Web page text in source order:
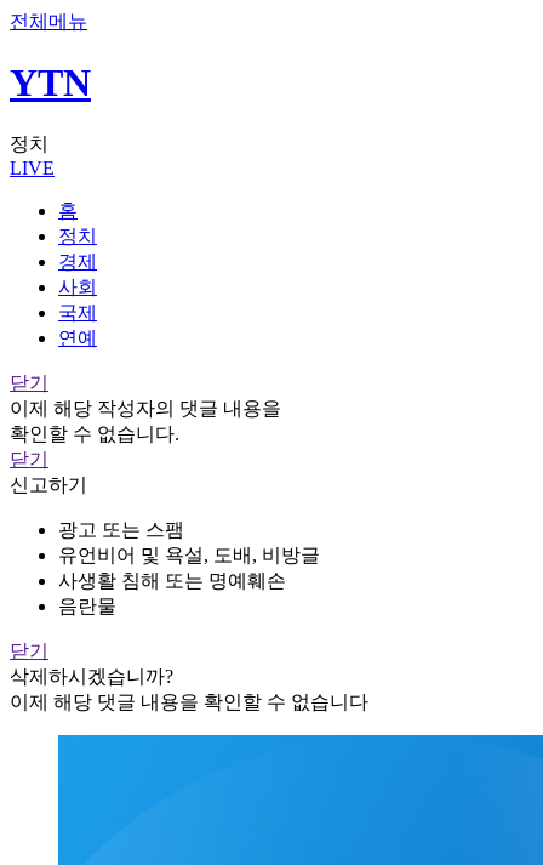
전체메뉴
YTN
정치
LIVE
홈
정치
경제
사회
국제
연예
닫기
이제 해당 작성자의 댓글 내용을
확인할 수 없습니다.
닫기
신고하기
광고 또는 스팸
유언비어 및 욕설, 도배, 비방글
사생활 침해 또는 명예훼손
음란물
닫기
삭제하시겠습니까?
이제 해당 댓글 내용을 확인할 수 없습니다